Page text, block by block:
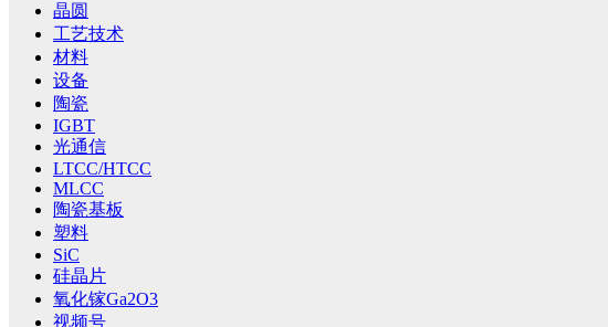
晶圆
工艺技术
材料
设备
陶瓷
IGBT
光通信
LTCC/HTCC
MLCC
陶瓷基板
塑料
SiC
硅晶片
氧化镓Ga2O3
视频号